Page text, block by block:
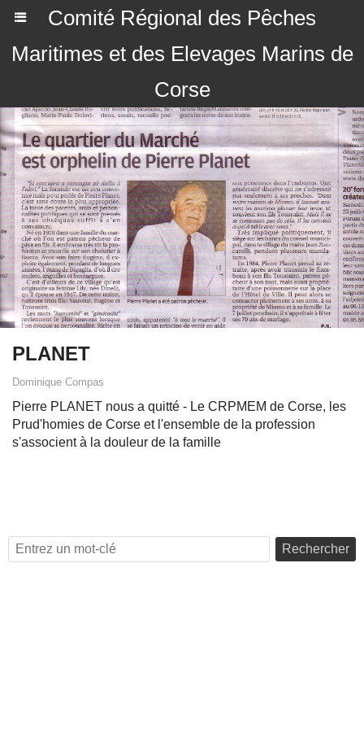
Comité Régional des Pêches
Maritimes et des Elevages Marins de
Corse
PLANET
Dominique Compas
Pierre PLANET nous a quitté - Le CRPMEM de Corse, les
Prud'homies de Corse et l'ensemble de la profession
s'associent à la douleur de la famille
Rechercher